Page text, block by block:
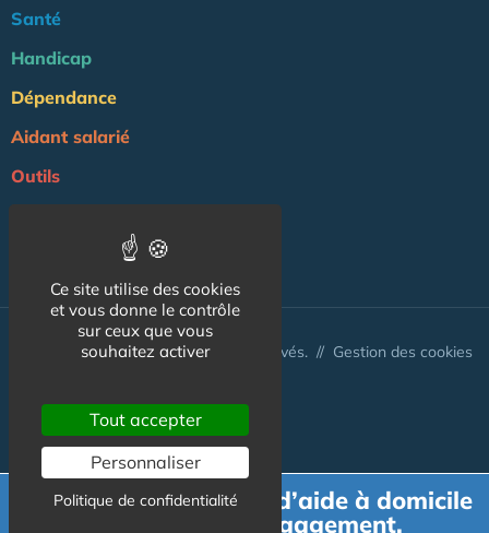
Santé
Handicap
Dépendance
Aidant salarié
Outils
NOS AUTRES SITES :
© Aidant.info 2026 - Tous droits réservés. // Gestion des cookies
Demande de devis d’aide à domicile
gratuit et sans engagement.
Ce site utilise des cookies
et vous donne le contrôle
sur ceux que vous
souhaitez activer
Tout accepter
Personnaliser
Politique de confidentialité